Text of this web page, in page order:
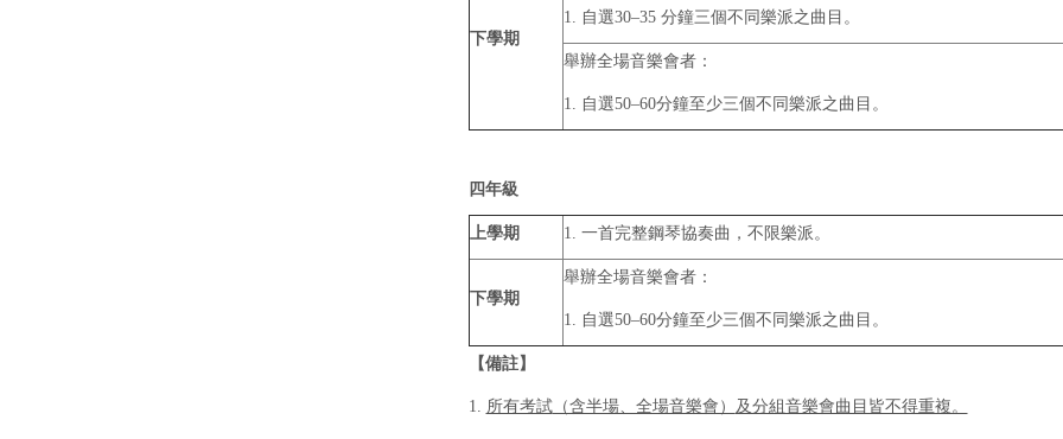
下學期
1. 自選30–35 分鐘三個不同樂派之曲目。
舉辦全場音樂會者：
1. 自選50–60分鐘至少三個不同樂派之曲目。
四年級
上學期 1. 一首完整鋼琴協奏曲，不限樂派。
下學期
舉辦全場音樂會者：
1. 自選50–60分鐘至少三個不同樂派之曲目。
【備註】
1. 所有考試（含半場、全場音樂會） 及分組音樂會曲目皆不得重複。